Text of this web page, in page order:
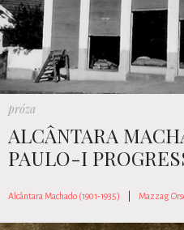
próza
ALCÂNTARA
PAULO-I
Alcântara Machado (1901-1935) Mazzag